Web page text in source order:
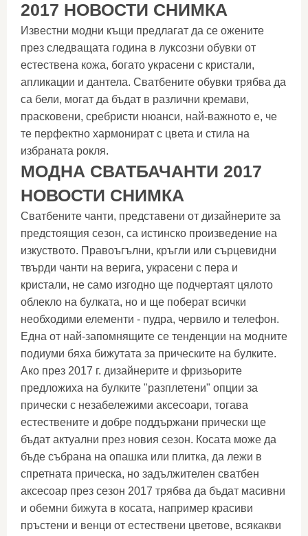
2017 НОВОСТИ СНИМКА
Известни модни къщи предлагат да се ожените
през следващата година в луксозни обувки от
естествена кожа, богато украсени с кристали,
апликации и дантела. Сватбените обувки трябва да
са бели, могат да бъдат в различни кремави,
прасковени, сребристи нюанси, най-важното е, че
те перфектно хармонират с цвета и стила на
избраната рокля.
МОДНА СВАТБАЧАНТИ 2017
НОВОСТИ СНИМКА
Сватбените чанти, представени от дизайнерите за
предстоящия сезон, са истинско произведение на
изкуството. Правоъгълни, кръгли или сърцевидни
твърди чанти на верига, украсени с пера и
кристали, не само изгодно ще подчертаят цялото
облекло на булката, но и ще поберат всички
необходими елементи - пудра, червило и телефон.
Една от най-запомнящите се тенденции на модните
подиуми бяха бижутата за прическите на булките.
Ако през 2017 г. дизайнерите и фризьорите
предложиха на булките "разплетени" опции за
прически с незабележими аксесоари, тогава
естествените и добре поддържани прически ще
бъдат актуални през новия сезон. Косата може да
бъде събрана на опашка или плитка, да лежи в
спретната прическа, но задължителен сватбен
аксесоар през сезон 2017 трябва да бъдат масивни
и обемни бижута в косата, например красиви
пръстени и венци от естествени цветове, всякакви